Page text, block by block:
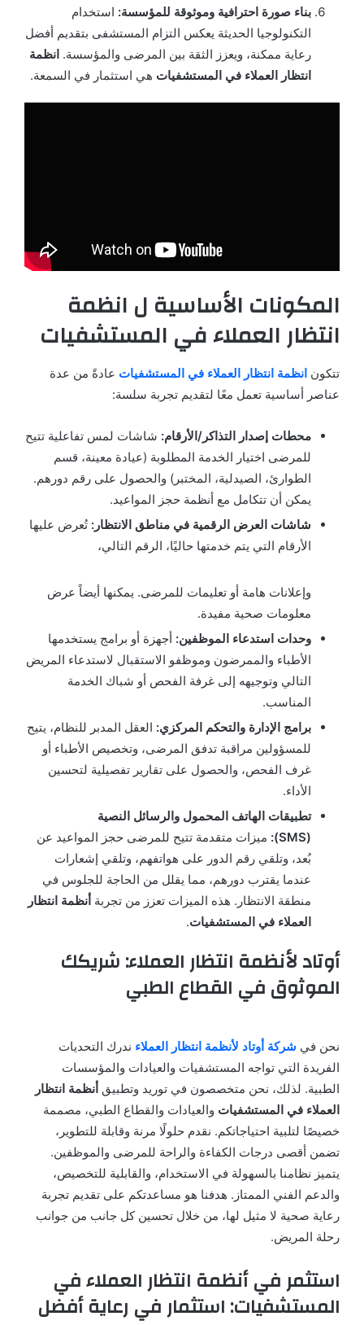
بناء صورة احترافية وموثوقة للمؤسسة: استخدام
التكنولوجيا الحديثة يعكس التزام المستشفى بتقديم أفضل
رعاية ممكنة، ويعزز الثقة بين المرضى والمؤسسة. انظمة
انتظار العملاء في المستشفيات هي استثمار في السمعة.
المكونات الأساسية ل انظمة
انتظار العملاء في المستشفيات
تتكون انظمة انتظار العملاء في المستشفيات عادةً من عدة
عناصر أساسية تعمل معًا لتقديم تجربة سلسة:
محطات إصدار التذاكر/الأرقام: شاشات لمس تفاعلية تتيح
للمرضى اختيار الخدمة المطلوبة (عيادة معينة، قسم
الطوارئ، الصيدلية، المختبر) والحصول على رقم دورهم.
يمكن أن تتكامل مع أنظمة حجز المواعيد.
شاشات العرض الرقمية في مناطق الانتظار: تُعرض عليها
الأرقام التي يتم خدمتها حاليًا، الرقم التالي،
وإعلانات هامة أو تعليمات للمرضى. يمكنها أيضاً عرض
معلومات صحية مفيدة.
وحدات استدعاء الموظفين: أجهزة أو برامج يستخدمها
الأطباء والممرضون وموظفو الاستقبال لاستدعاء المريض
التالي وتوجيهه إلى غرفة الفحص أو شباك الخدمة
المناسب.
برامج الإدارة والتحكم المركزي: العقل المدبر للنظام، يتيح
للمسؤولين مراقبة تدفق المرضى، وتخصيص الأطباء أو
غرف الفحص، والحصول على تقارير تفصيلية لتحسين
الأداء.
تطبيقات الهاتف المحمول والرسائل النصية
(SMS):
ميزات متقدمة تتيح للمرضى حجز المواعيد عن
بُعد، وتلقي رقم الدور على هواتفهم، وتلقي إشعارات
عندما يقترب دورهم، مما يقلل من الحاجة للجلوس في
منطقة الانتظار. هذه الميزات تعزز من تجربة أنظمة انتظار
العملاء في المستشفيات.
أوتاد لأنظمة انتظار العملاء: شريكك
الموثوق في القطاع الطبي
نحن في شركة أوتاد لأنظمة انتظار العملاء ندرك التحديات
الفريدة التي تواجه المستشفيات والعيادات والمؤسسات
الطبية. لذلك، نحن متخصصون في توريد وتطبيق أنظمة انتظار
العملاء في المستشفيات والعيادات والقطاع الطبي، مصممة
خصيصًا لتلبية احتياجاتكم. نقدم حلولًا مرنة وقابلة للتطوير،
تضمن أقصى درجات الكفاءة والراحة للمرضى والموظفين.
يتميز نظامنا بالسهولة في الاستخدام، والقابلية للتخصيص،
والدعم الفني الممتاز. هدفنا هو مساعدتكم على تقديم تجربة
رعاية صحية لا مثيل لها، من خلال تحسين كل جانب من جوانب
رحلة المريض.
استثمر في أنظمة انتظار العملاء في
المستشفيات: استثمار في رعاية أفضل